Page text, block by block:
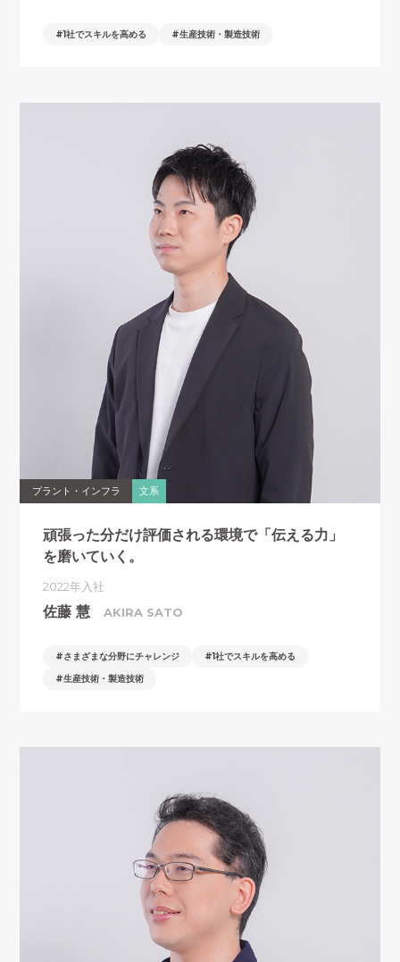
1社でスキルを高める 生産技術・製造技術
プラント・インフラ 文系
頑張った分だけ評価される環境で「伝える力」
を磨いていく。
2022年入社
佐藤 慧 AKIRA SATO
さまざまな分野にチャレンジ
1社でスキルを高める
生産技術・製造技術